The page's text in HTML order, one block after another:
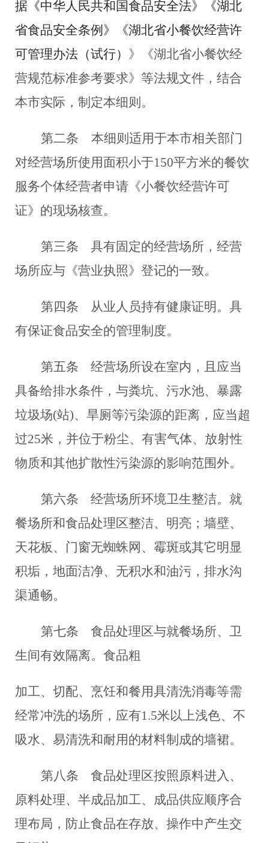
据《中华人民共和国食品安全法》《湖北
省食品安全条例》《湖北省小餐饮经营许
可管理办法（试行） 》《湖北省小餐饮经
营规范标准参考要求》等法规文件，结合
本市实际，制定本细则 。
第二条 本细则适用于本市相关部门
对经营场所使用面积小于150平方米的餐饮
服务个体经营者申请《小餐饮经营许可
证》的现场核查。
第三条
具有固定的经营场所，经营
场所应与《营业执照》登记的一致。
第四条
从业人员持有健康证明。具
有保证食品安全的管理制度。
第五条
经营场所设在室内，且应当
具备给排水条件，与粪坑、污水池、暴露
垃圾场(站)、旱厕等污染源的距离，应当超
过25米，并位于粉尘、有害气体、放射性
物质和其他扩散性污染源的影响范围外。
第六条
经营场所环境卫生整洁。就
餐场所和食品处理区整洁、明亮；墙壁、
天花板、门窗无蜘蛛网、霉斑或其它明显
积垢，地面洁净、无积水和油污，排水沟
渠通畅。
第七条
食品处理区与就餐场所、卫
生间有效隔离。食品粗
加工、切配、烹饪和餐用具清洗消毒等需
经常冲洗的场所，应有1.5米以上浅色、不
吸水、易清洗和耐用的材料制成的墙裙。
第八条
食品处理区按照原料进入、
原料处理、半成品加工、成品供应顺序合
理布局，防止食品在存放、操作中产生交